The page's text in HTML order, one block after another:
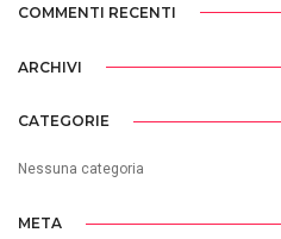
COMMENTI RECENTI
ARCHIVI
CATEGORIE
Nessuna categoria
META